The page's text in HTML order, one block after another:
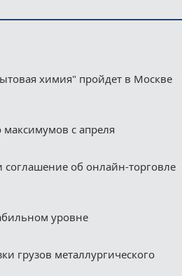
химия" пройдет в Москве
с апреля
соглашение об онлайн-торговле
уровне
грузов металлургического